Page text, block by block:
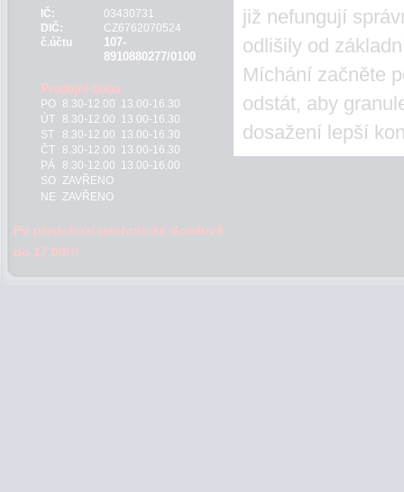
již nefungují
odlišily od
Míchání začněte
odstát, aby
dosažení lepší
IČ:
03430731
DIČ:
CZ6762070524
č.účtu
107-
8910880277/0100
PO 8.30-12.00 13.00-16.30
ÚT
8.30-12.00 13.00-16.30
ST
8.30-12.00 13.00-16.30
ČT
8.30-12.00 13.00-16.30
PÁ
8.30-12.00 13.00-16.00
SO ZAVŘENO
NE ZAVŘENO
Po předchozí telefonické domluvě
do 17.00!!!